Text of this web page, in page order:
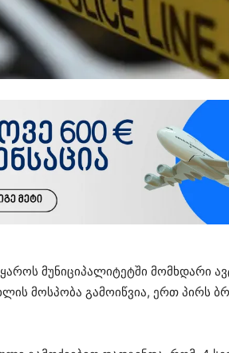
მუნიციპალიტეტში მომხდარი
მოსპობა გამოიწვია, ერთ პირს